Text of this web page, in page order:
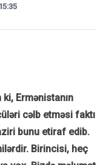
Ermənistanın
cəlb etməsi faktı
bunu etiraf edib.
Birincisi, heç